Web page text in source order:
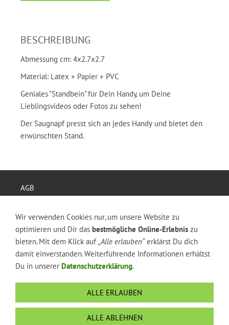
BESCHREIBUNG
Abmessung cm: 4x2.7x2.7
Material: Latex + Papier + PVC
Geniales "Standbein" für Dein Handy, um Deine
Lieblingsvideos oder Fotos zu sehen!
Der Saugnapf presst sich an jedes Handy und bietet den
erwünschten Stand.
AGB
Versand & Zahlung
Datenschutz
Impressum
Kontakt
DOWNLOAD
Du hast coole Produkte ...
Wir verwenden Cookies nur, um unsere Website zu
optimieren und Dir das bestmögliche Online-Erlebnis zu
bieten. Mit dem Klick auf „Alle erlauben“erklärst Du dich
damit einverstanden. Weiterführende Informationen erhältst
Du in unserer Datenschutzerklärung.
ALLE ERLAUBEN
ALLE ABLEHNEN